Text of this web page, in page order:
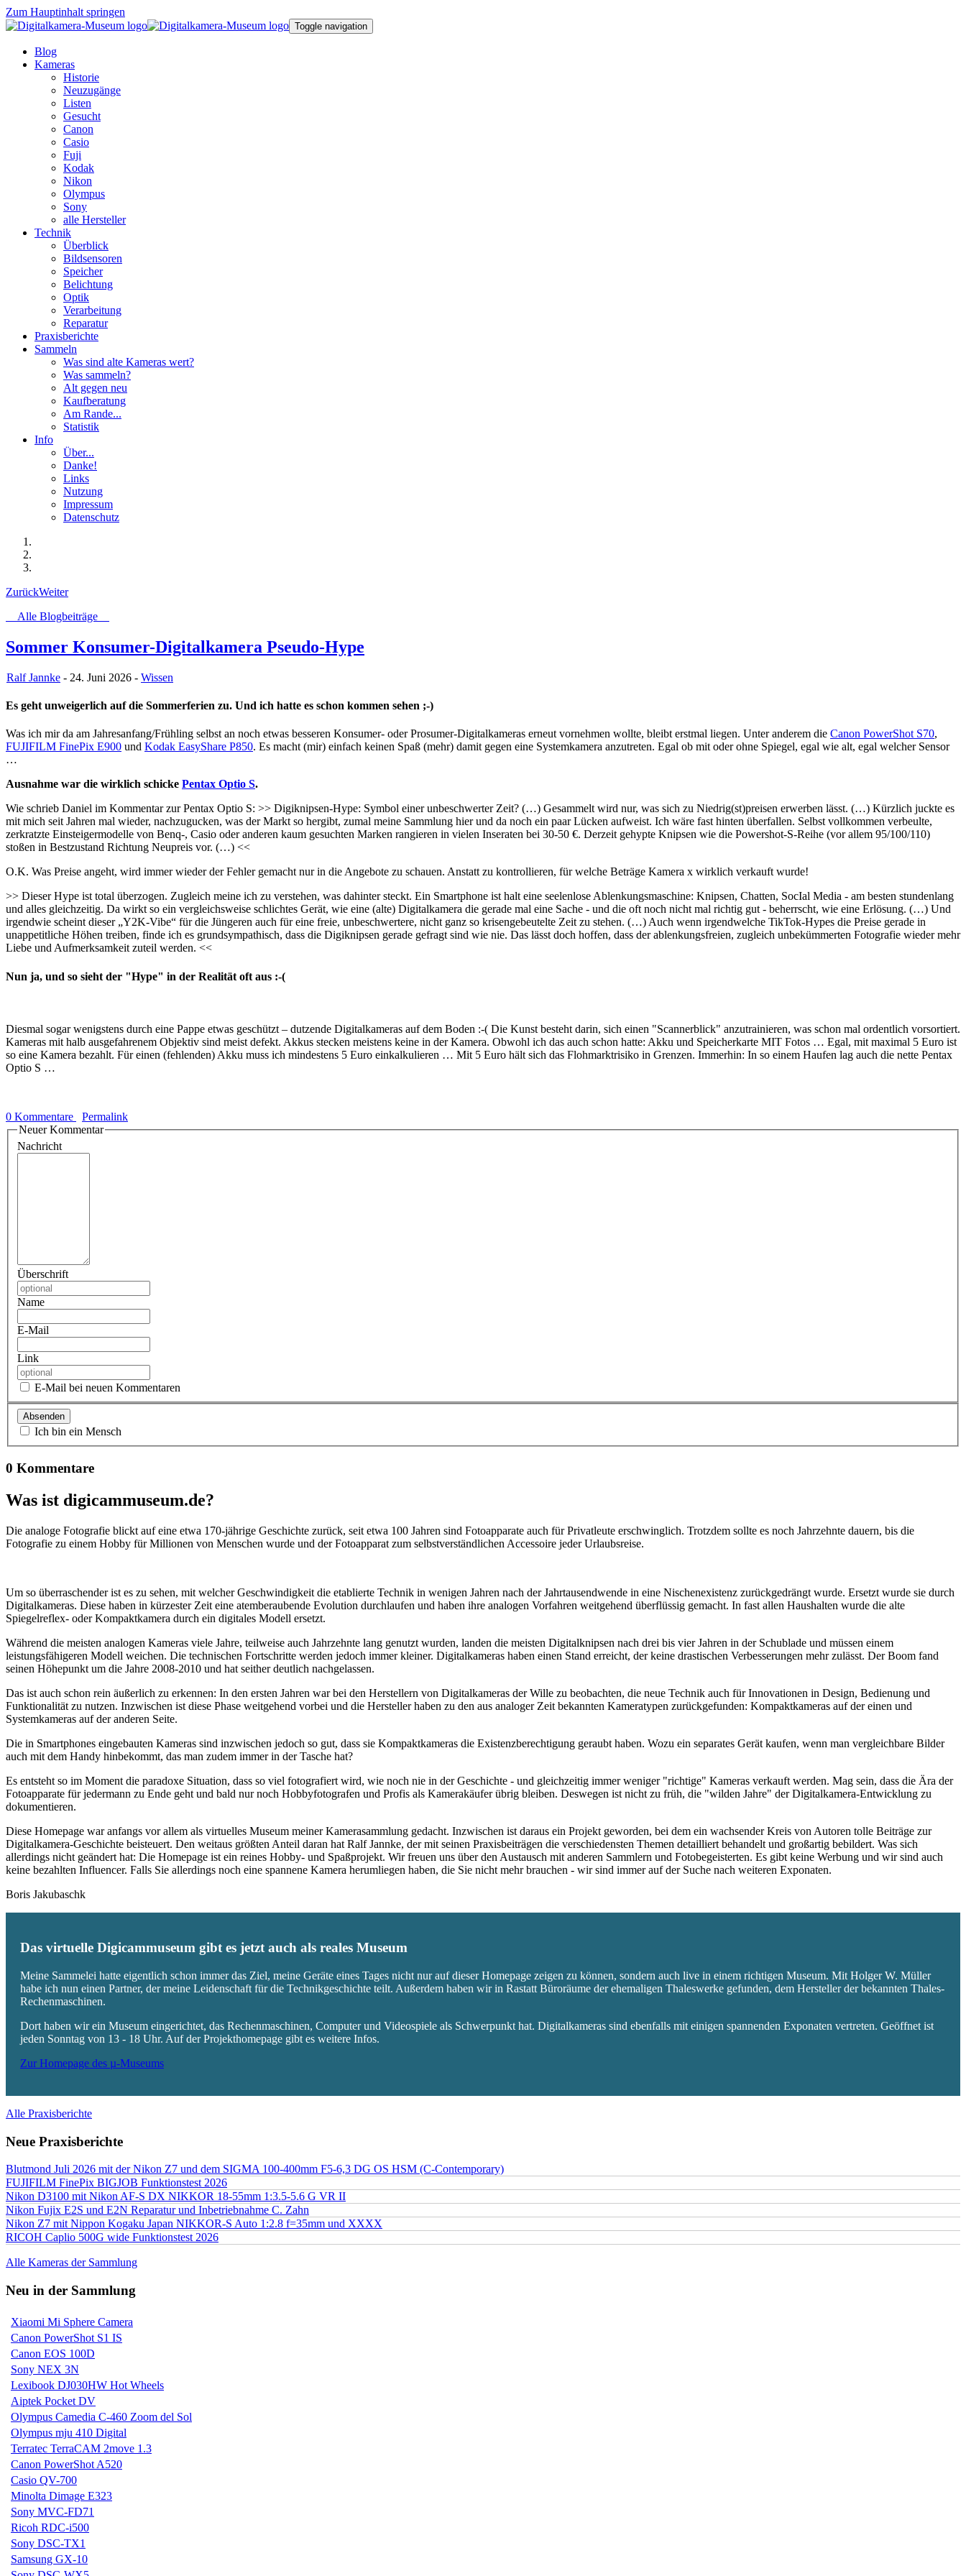
Zum Hauptinhalt springen
Toggle navigation
Blog
Kameras
Historie
Neuzugänge
Listen
Gesucht
Canon
Casio
Fuji
Kodak
Nikon
Olympus
Sony
alle Hersteller
Technik
Überblick
Bildsensoren
Speicher
Belichtung
Optik
Verarbeitung
Reparatur
Praxisberichte
Sammeln
Was sind alte Kameras wert?
Was sammeln?
Alt gegen neu
Kaufberatung
Am Rande...
Statistik
Info
Über...
Danke!
Links
Nutzung
Impressum
Datenschutz
ZurückWeiter
Alle Blogbeiträge
Sommer Konsumer-Digitalkamera Pseudo-Hype
Ralf Jannke - 24. Juni 2026 - Wissen
Es geht unweigerlich auf die Sommerferien zu. Und ich hatte es schon kommen sehen ;-)
Was ich mir da am Jahresanfang/Frühling selbst an noch etwas besseren Konsumer- oder Prosumer-Digitalkameras erneut vornehmen wollte, bleibt erstmal liegen. Unter anderem die Canon PowerShot S70,
FUJIFILM FinePix E900 und Kodak EasyShare P850. Es macht (mir) einfach keinen Spaß (mehr) damit gegen eine Systemkamera anzutreten. Egal ob mit oder ohne Spiegel, egal wie alt, egal welcher Sensor
…
Ausnahme war die wirklich schicke Pentax Optio S.
Wie schrieb Daniel im Kommentar zur Pentax Optio S: >> Digiknipsen-Hype: Symbol einer unbeschwerter Zeit? (…) Gesammelt wird nur, was sich zu Niedrig(st)preisen erwerben lässt. (…) Kürzlich juckte es
mit mich seit Jahren mal wieder, nachzugucken, was der Markt so hergibt, zumal meine Sammlung hier und da noch ein paar Lücken aufweist. Ich wäre fast hinten überfallen. Selbst vollkommen verbeulte,
zerkratzte Einsteigermodelle von Benq-, Casio oder anderen kaum gesuchten Marken rangieren in vielen Inseraten bei 30-50 €. Derzeit gehypte Knipsen wie die Powershot-S-Reihe (vor allem 95/100/110)
stoßen in Bestzustand Richtung Neupreis vor. (…) <<
O.K. Was Preise angeht, wird immer wieder der Fehler gemacht nur in die Angebote zu schauen. Anstatt zu kontrollieren, für welche Beträge Kamera x wirklich verkauft wurde!
>> Dieser Hype ist total überzogen. Zugleich meine ich zu verstehen, was dahinter steckt. Ein Smartphone ist halt eine seelenlose Ablenkungsmaschine: Knipsen, Chatten, SocIal Media - am besten stundenlang
und alles gleichzeitig. Da wirkt so ein vergleichsweise schlichtes Gerät, wie eine (alte) Digitalkamera die gerade mal eine Sache - und die oft noch nicht mal richtig gut - beherrscht, wie eine Erlösung. (…) Und
irgendwie scheint dieser „Y2K-Vibe“ für die Jüngeren auch für eine freie, unbeschwertere, nicht ganz so krisengebeutelte Zeit zu stehen. (…) Auch wenn irgendwelche TikTok-Hypes die Preise gerade in
unappetitliche Höhen treiben, finde ich es grundsympathisch, dass die Digiknipsen gerade gefragt sind wie nie. Das lässt doch hoffen, dass der ablenkungsfreien, zugleich unbekümmerten Fotografie wieder mehr
Liebe und Aufmerksamkeit zuteil werden. <<
Nun ja, und so sieht der "Hype" in der Realität oft aus :-(
Diesmal sogar wenigstens durch eine Pappe etwas geschützt – dutzende Digitalkameras auf dem Boden :-( Die Kunst besteht darin, sich einen "Scannerblick" anzutrainieren, was schon mal ordentlich vorsortiert.
Kameras mit halb ausgefahrenem Objektiv sind meist defekt. Akkus stecken meistens keine in der Kamera. Obwohl ich das auch schon hatte: Akku und Speicherkarte MIT Fotos … Egal, mit maximal 5 Euro ist
so eine Kamera bezahlt. Für einen (fehlenden) Akku muss ich mindestens 5 Euro einkalkulieren … Mit 5 Euro hält sich das Flohmarktrisiko in Grenzen. Immerhin: In so einem Haufen lag auch die nette Pentax
Optio S …
0 Kommentare
Permalink
Neuer Kommentar
Nachricht
Überschrift
Name
E-Mail
Link
E-Mail bei neuen Kommentaren
Ich bin ein Mensch
0 Kommentare
Was ist digicammuseum.de?
Die analoge Fotografie blickt auf eine etwa 170-jährige Geschichte zurück, seit etwa 100 Jahren sind Fotoapparate auch für Privatleute erschwinglich. Trotzdem sollte es noch Jahrzehnte dauern, bis die
Fotografie zu einem Hobby für Millionen von Menschen wurde und der Fotoapparat zum selbstverständlichen Accessoire jeder Urlaubsreise.
Um so überraschender ist es zu sehen, mit welcher Geschwindigkeit die etablierte Technik in wenigen Jahren nach der Jahrtausendwende in eine Nischenexistenz zurückgedrängt wurde. Ersetzt wurde sie durch
Digitalkameras. Diese haben in kürzester Zeit eine atemberaubende Evolution durchlaufen und haben ihre analogen Vorfahren weitgehend überflüssig gemacht. In fast allen Haushalten wurde die alte
Spiegelreflex- oder Kompaktkamera durch ein digitales Modell ersetzt.
Während die meisten analogen Kameras viele Jahre, teilweise auch Jahrzehnte lang genutzt wurden, landen die meisten Digitalknipsen nach drei bis vier Jahren in der Schublade und müssen einem
leistungsfähigeren Modell weichen. Die technischen Fortschritte werden jedoch immer kleiner. Digitalkameras haben einen Stand erreicht, der keine drastischen Verbesserungen mehr zulässt. Der Boom fand
seinen Höhepunkt um die Jahre 2008-2010 und hat seither deutlich nachgelassen.
Das ist auch schon rein äußerlich zu erkennen: In den ersten Jahren war bei den Herstellern von Digitalkameras der Wille zu beobachten, die neue Technik auch für Innovationen in Design, Bedienung und
Funktionalität zu nutzen. Inzwischen ist diese Phase weitgehend vorbei und die Hersteller haben zu den aus analoger Zeit bekannten Kameratypen zurückgefunden: Kompaktkameras auf der einen und
Systemkameras auf der anderen Seite.
Die in Smartphones eingebauten Kameras sind inzwischen jedoch so gut, dass sie Kompaktkameras die Existenzberechtigung geraubt haben. Wozu ein separates Gerät kaufen, wenn man vergleichbare Bilder
auch mit dem Handy hinbekommt, das man zudem immer in der Tasche hat?
Es entsteht so im Moment die paradoxe Situation, dass so viel fotografiert wird, wie noch nie in der Geschichte - und gleichzeitig immer weniger "richtige" Kameras verkauft werden. Mag sein, dass die Ära der
Fotoapparate für jedermann zu Ende geht und bald nur noch Hobbyfotografen und Profis als Kamerakäufer übrig bleiben. Deswegen ist nicht zu früh, die "wilden Jahre" der Digitalkamera-Entwicklung zu
dokumentieren.
Diese Homepage war anfangs vor allem als virtuelles Museum meiner Kamerasammlung gedacht. Inzwischen ist daraus ein Projekt geworden, bei dem ein wachsender Kreis von Autoren tolle Beiträge zur
Digitalkamera-Geschichte beisteuert. Den weitaus größten Anteil daran hat Ralf Jannke, der mit seinen Praxisbeiträgen die verschiedensten Themen detailliert behandelt und großartig bebildert. Was sich
allerdings nicht geändert hat: Die Homepage ist ein reines Hobby- und Spaßprojekt. Wir freuen uns über den Austausch mit anderen Sammlern und Fotobegeisterten. Es gibt keine Werbung und wir sind auch
keine bezahlten Influencer. Falls Sie allerdings noch eine spannene Kamera herumliegen haben, die Sie nicht mehr brauchen - wir sind immer auf der Suche nach weiteren Exponaten.
Boris Jakubaschk
Das virtuelle Digicammuseum gibt es jetzt auch als reales Museum
Meine Sammelei hatte eigentlich schon immer das Ziel, meine Geräte eines Tages nicht nur auf dieser Homepage zeigen zu können, sondern auch live in einem richtigen Museum. Mit Holger W. Müller
habe ich nun einen Partner, der meine Leidenschaft für die Technikgeschichte teilt. Außerdem haben wir in Rastatt Büroräume der ehemaligen Thaleswerke gefunden, dem Hersteller der bekannten Thales-
Rechenmaschinen.
Dort haben wir ein Museum eingerichtet, das Rechenmaschinen, Computer und Videospiele als Schwerpunkt hat. Digitalkameras sind ebenfalls mit einigen spannenden Exponaten vertreten. Geöffnet ist
jeden Sonntag von 13 - 18 Uhr. Auf der Projekthomepage gibt es weitere Infos.
Zur Homepage des µ-Museums
Alle Praxisberichte
Neue Praxisberichte
Blutmond Juli 2026 mit der Nikon Z7 und dem SIGMA 100-400mm F5-6,3 DG OS HSM (C-Contemporary)
FUJIFILM FinePix BIGJOB Funktionstest 2026
Nikon D3100 mit Nikon AF-S DX NIKKOR 18-55mm 1:3.5-5.6 G VR II
Nikon Fujix E2S und E2N Reparatur und Inbetriebnahme C. Zahn
Nikon Z7 mit Nippon Kogaku Japan NIKKOR-S Auto 1:2.8 f=35mm und XXXX
RICOH Caplio 500G wide Funktionstest 2026
Alle Kameras der Sammlung
Neu in der Sammlung
Xiaomi Mi Sphere Camera
Canon PowerShot S1 IS
Canon EOS 100D
Sony NEX 3N
Lexibook DJ030HW Hot Wheels
Aiptek Pocket DV
Olympus Camedia C-460 Zoom del Sol
Olympus mju 410 Digital
Terratec TerraCAM 2move 1.3
Canon PowerShot A520
Casio QV-700
Minolta Dimage E323
Sony MVC-FD71
Ricoh RDC-i500
Sony DSC-TX1
Samsung GX-10